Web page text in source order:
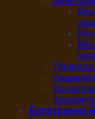
Правила
Електронна